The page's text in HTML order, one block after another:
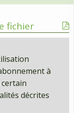
fichier
à
certain
décrites